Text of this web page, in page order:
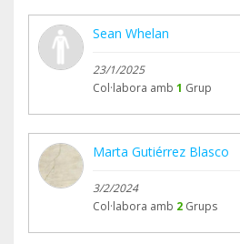
Sean Whelan
23/1/2025
Col·labora amb 1 Grup
Marta Gutiérrez Blasco
3/2/2024
Col·labora amb 2 Grups